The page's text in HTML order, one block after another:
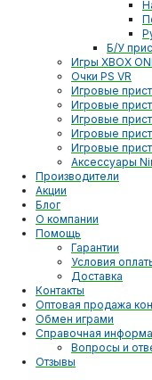
Б/У
Игры XBOX
Очки PS VR
Игровые
Игровые
Игровые
Игровые
Игровые
Аксессуары
Производители
Акции
Блог
О компании
Помощь
Гарантии
Условия
Доставка
Контакты
Оптовая продажа
Обмен играми
Справочная
Вопросы и
Отзывы